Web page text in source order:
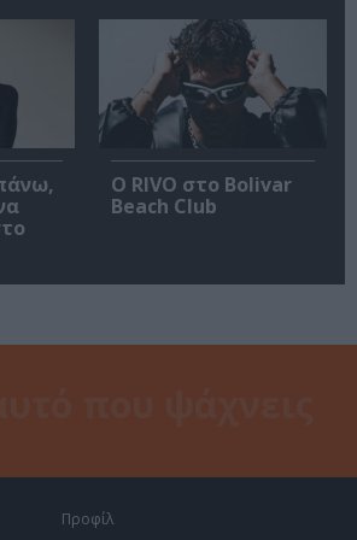
Ο RIVO στο Bolivar
Beach Club
Προφίλ